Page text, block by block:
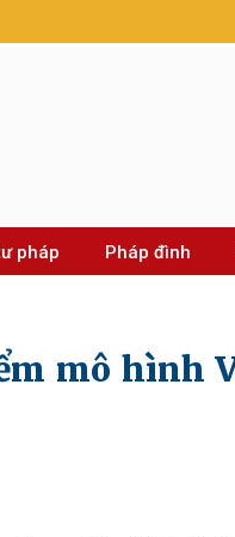
pháp Pháp đình
mô hình